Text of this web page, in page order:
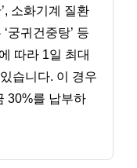
소화기계 질환
궁귀건중탕’ 등
따라 1일 최대
습니다. 이 경우
30%를 납부하